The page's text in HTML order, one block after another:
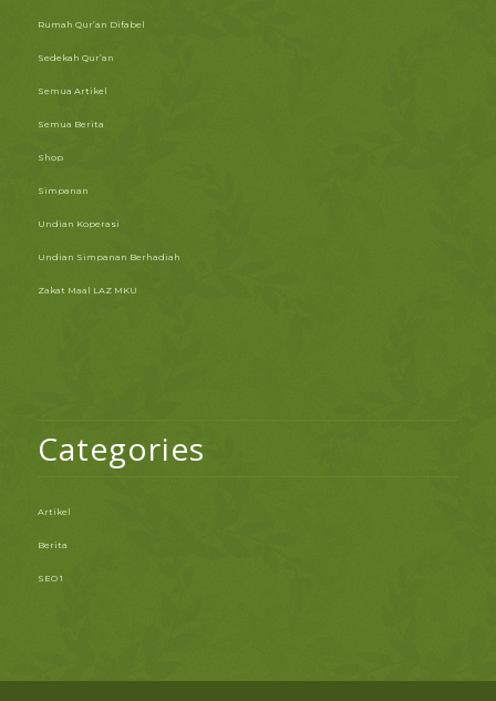
Rumah Qur’an Difabel
Sedekah Qur’an
Semua Artikel
Semua Berita
Shop
Simpanan
Undian Koperasi
Undian Simpanan Berhadiah
Zakat Maal LAZ MKU
Categories
Artikel
Berita
SEO 1